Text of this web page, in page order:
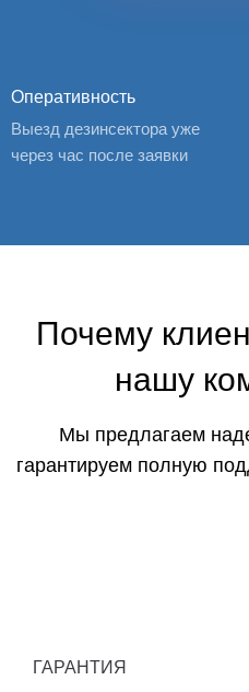
Оперативность
Выезд дезинсектора уже
через час после заявки
Почему
нашу
Мы предлагаем
гарантируем полную
ГАРАНТИЯ